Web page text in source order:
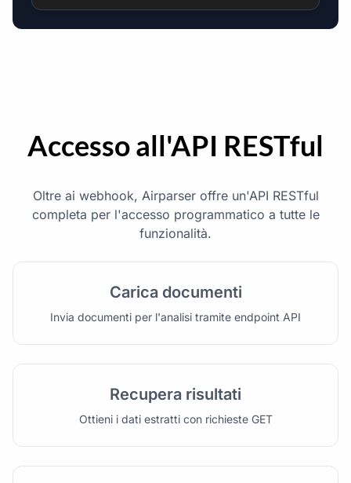
Accesso all'API RESTful
Oltre ai webhook, Airparser offre un'API RESTful
completa per l'accesso programmatico a tutte le
funzionalità.
Carica documenti
Invia documenti per l'analisi tramite endpoint API
Recupera risultati
Ottieni i dati estratti con richieste GET